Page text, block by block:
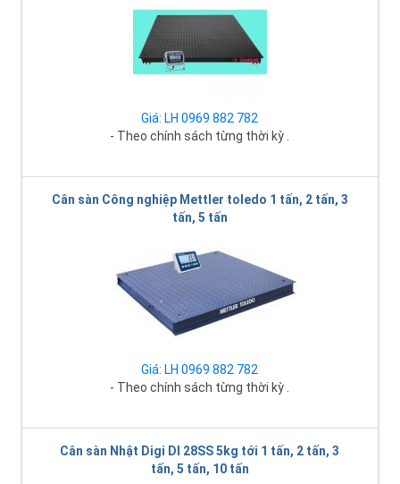
Giá: LH 0969 882 782
- Theo chính sách từng thời kỳ .
Cân sàn Công nghiệp Mettler toledo 1 tấn, 2 tấn, 3
tấn, 5 tấn
Giá: LH 0969 882 782
- Theo chính sách từng thời kỳ .
Cân sàn Nhật Digi DI 28SS 5kg tới 1 tấn, 2 tấn, 3
tấn, 5 tấn, 10 tấn